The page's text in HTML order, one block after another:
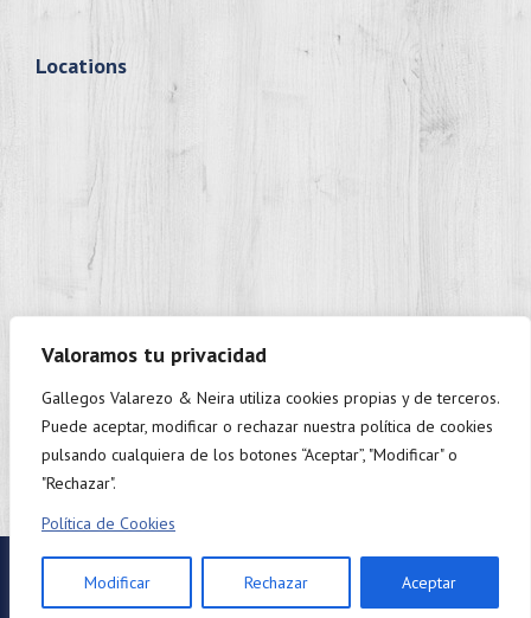
Valoramos tu privacidad
Gallegos Valarezo & Neira utiliza cookies propias y de terceros.
Puede aceptar, modificar o rechazar nuestra política de cookies
pulsando cualquiera de los botones “Aceptar”, "Modificar" o
"Rechazar".
Política de Cookies
Modificar Rechazar Aceptar
Locations
+593 98 937 9888
Monday to Friday: 9:00 - 18:00.
Linkedin
Facebook
©2024 Gallegos Valarezo & Neira.